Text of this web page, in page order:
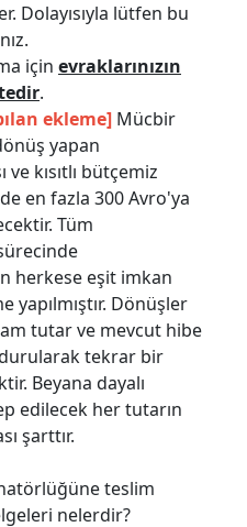
Dolayısıyla lütfen bu
için evraklarınızın
.
ekleme] Mücbir
yapan
kısıtlı bütçemiz
en fazla 300 Avro'ya
Tüm
herkese eşit imkan
yapılmıştır. Dönüşler
tutar ve mevcut hibe
tekrar bir
Beyana dayalı
edilecek her tutarın
şarttır.
teslim
nelerdir?